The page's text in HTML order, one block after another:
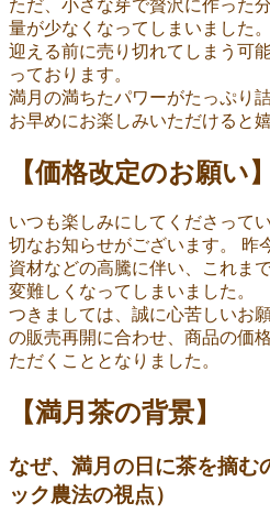
ただ、小さな芽で贅沢に作った
量が少なくなってしまいました
迎える前に売り切れてしまう可
っております。
満月の満ちたパワーがたっぷり
お早めにお楽しみいただけると
【価格改定のお願い】
いつも楽しみにしてくださって
切なお知らせがございます。 昨
資材などの高騰に伴い、これま
変難しくなってしまいました。
つきましては、誠に心苦しいお
の販売再開に合わせ、商品の価
ただくこととなりました。
【満月茶の背景】
なぜ、満月の日に茶を摘む
ック農法の視点）